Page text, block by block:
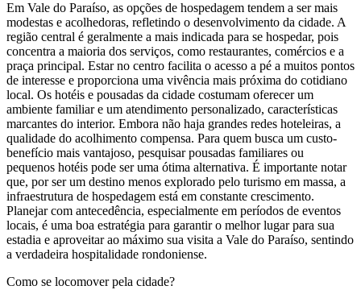
Em Vale do Paraíso, as opções de hospedagem tendem a ser mais
modestas e acolhedoras, refletindo o desenvolvimento da cidade. A
região central é geralmente a mais indicada para se hospedar, pois
concentra a maioria dos serviços, como restaurantes, comércios e a
praça principal. Estar no centro facilita o acesso a pé a muitos pontos
de interesse e proporciona uma vivência mais próxima do cotidiano
local. Os hotéis e pousadas da cidade costumam oferecer um
ambiente familiar e um atendimento personalizado, características
marcantes do interior. Embora não haja grandes redes hoteleiras, a
qualidade do acolhimento compensa. Para quem busca um custo-
benefício mais vantajoso, pesquisar pousadas familiares ou
pequenos hotéis pode ser uma ótima alternativa. É importante notar
que, por ser um destino menos explorado pelo turismo em massa, a
infraestrutura de hospedagem está em constante crescimento.
Planejar com antecedência, especialmente em períodos de eventos
locais, é uma boa estratégia para garantir o melhor lugar para sua
estadia e aproveitar ao máximo sua visita a Vale do Paraíso, sentindo
a verdadeira hospitalidade rondoniense.
Como se locomover pela cidade?